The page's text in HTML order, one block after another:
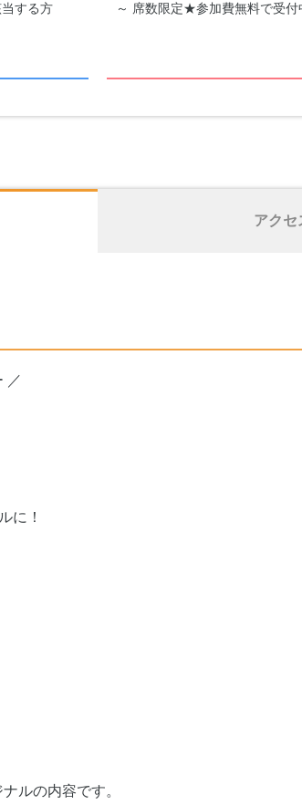
する方 ～ 席数限定★参加費無料で受付
アクセ
／
に！
ルの内容です。